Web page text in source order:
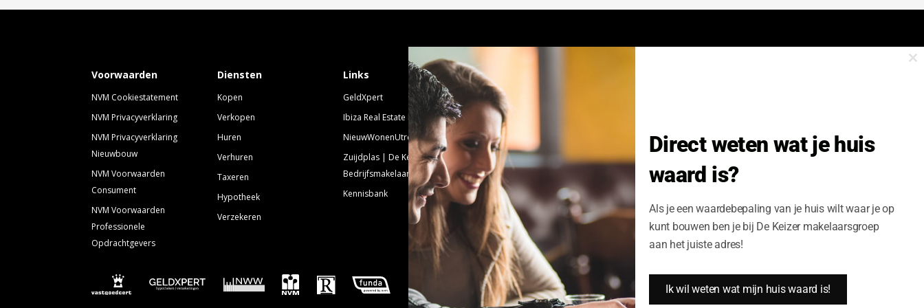
Voorwaarden
NVM Cookiestatement
NVM Privacyverklaring
NVM Privacyverklaring
Nieuwbouw
NVM Voorwaarden
Consument
NVM Voorwaarden
Professionele
Opdrachtgevers
Diensten
Kopen
Verkopen
Huren
Verhuren
Taxeren
Hypotheek
Verzekeren
Links
GeldXpert
Ibiza Real Estate BDK
NieuwWonenUtrecht
Zuijdplas | De Keizer
Bedrijfsmakelaars
Kennisbank
Schrijf je in voor onze nieuwsbrief.
Nieuwsbrief Nieuwbouw
Emailadres: Volledige Naam:
Schrijf me nu in
Volg ons!
Direct weten wat je huis
waard is?
Als je een waardebepaling van je huis wilt waar je op
kunt bouwen ben je bij De Keizer makelaarsgroep
aan het juiste adres!
Ik wil weten wat mijn huis waard is!